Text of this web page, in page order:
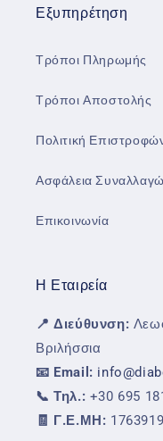
Εξυπηρέτηση
Τρόποι Πληρωμής
Τρόποι Αποστολής
Πολιτική
Ασφάλεια
Επικοινωνία
Η Εταιρεία
📍 Διεύθυνση:
Βριλήσσια
📧 Email:
📞 Τηλ.: +30 695
🧾 Γ.Ε.ΜΗ: